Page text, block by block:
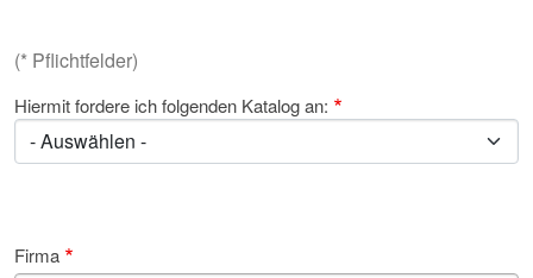
(* Pflichtfelder)
Hiermit fordere ich folgenden Katalog an:
Firma